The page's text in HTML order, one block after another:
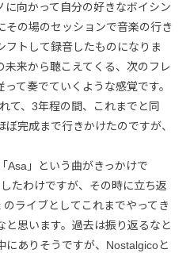
に向かって自分の好きなボイシン
その場のセッションで音楽の行き
トして録音したものになりま
来から聴こえてくる、次のフレ
て奏でていくような感覚です。
て、3年程の間、これまでと同
完成まで行きかけたのですが、
Asa」という曲がきっかけで
たわけですが、その時に立ち返
ライブとしてこれまでやってき
と思います。過去は振り返るなと
にありそうですが、Nostalgicoと